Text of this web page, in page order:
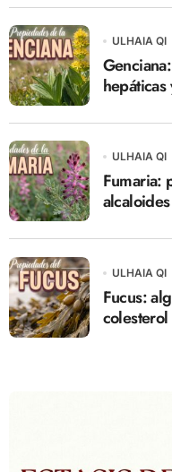
ULHAIA QI
ULHAIA QI
Fumaria:
ULHAIA QI
Fucus:
colesterol